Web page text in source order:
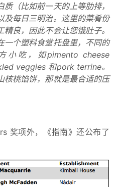
（比如前一天的上等肋排，
及每日三明治。这里的菜肴份
良，因此不会让您饿肚子。
一个塑料食堂托盘里，不同的
小吃，如pimento cheese
veggies 和pork terrine。
核桃馅饼，那就是最合适的压
奖项外，《指南》还公布了